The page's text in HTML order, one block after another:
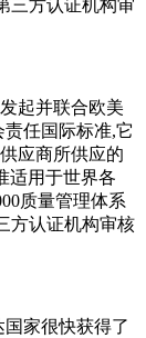
三方认证机构审
起并联合欧美
任国际标准,它
应商所供应的
适用于世界各
质量管理体系
方认证机构审核
家很快获得了